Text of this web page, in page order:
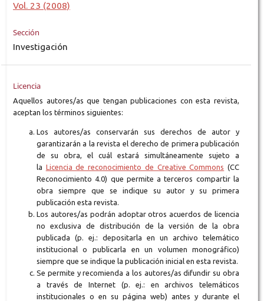
Vol. 23 (2008)
Sección
Investigación
Licencia
Aquellos autores/as que tengan publicaciones con esta revista,
aceptan los términos siguientes:
Los autores/as conservarán sus derechos de autor y
garantizarán a la revista el derecho de primera publicación
de su obra, el cuál estará simultáneamente sujeto a
la Licencia de reconocimiento de Creative Commons (CC
Reconocimiento 4.0) que permite a terceros compartir la
obra siempre que se indique su autor y su primera
publicación esta revista.
Los autores/as podrán adoptar otros acuerdos de licencia
no exclusiva de distribución de la versión de la obra
publicada (p. ej.: depositarla en un archivo telemático
institucional o publicarla en un volumen monográfico)
siempre que se indique la publicación inicial en esta revista.
Se permite y recomienda a los autores/as difundir su obra
a través de Internet (p. ej.: en archivos telemáticos
institucionales o en su página web) antes y durante el